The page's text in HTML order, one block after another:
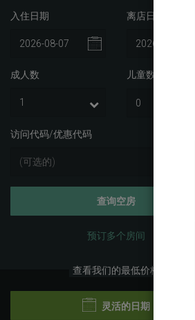
入住日期 离店日期
成人数 儿童数
访问代码/优惠代码
查询空房
预订多个房间
查看我们的最低价格
灵活的日期